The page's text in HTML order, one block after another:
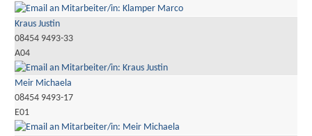
Kraus Justin
08454 9493-33
A04
Meir Michaela
08454 9493-17
E01